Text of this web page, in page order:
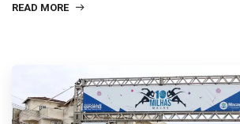
READ MORE